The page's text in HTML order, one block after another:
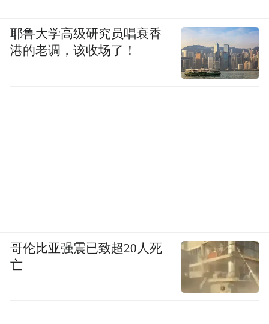
耶鲁大学高级研究员唱衰香
港的老调，该收场了！
哥伦比亚强震已致超20人死
亡